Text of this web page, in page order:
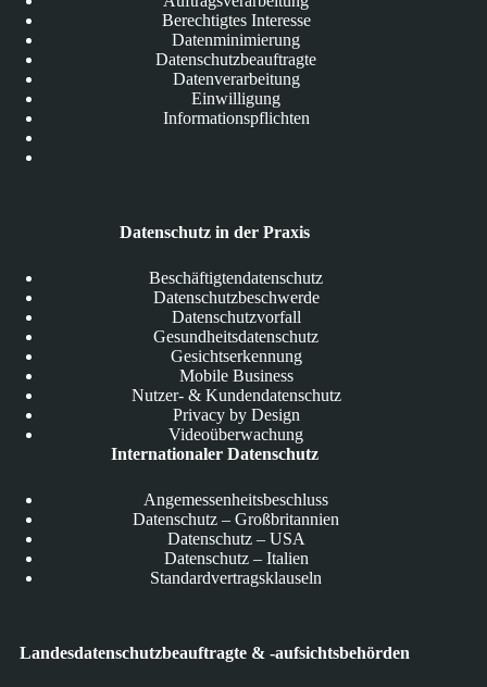
Berechtigtes Interesse
Datenminimierung
Datenschutzbeauftragte
Datenverarbeitung
Einwilligung
Informationspflichten
Datenschutz in der Praxis
Beschäftigtendatenschutz
Datenschutzbeschwerde
Datenschutzvorfall
Gesundheitsdatenschutz
Gesichtserkennung
Mobile Business
Nutzer- & Kundendatenschutz
Privacy by Design
Videoüberwachung
Internationaler Datenschutz
Angemessenheitsbeschluss
Datenschutz – Großbritannien
Datenschutz – USA
Datenschutz – Italien
Standardvertragsklauseln
Landesdatenschutzbeauftragte & -aufsichtsbehörden